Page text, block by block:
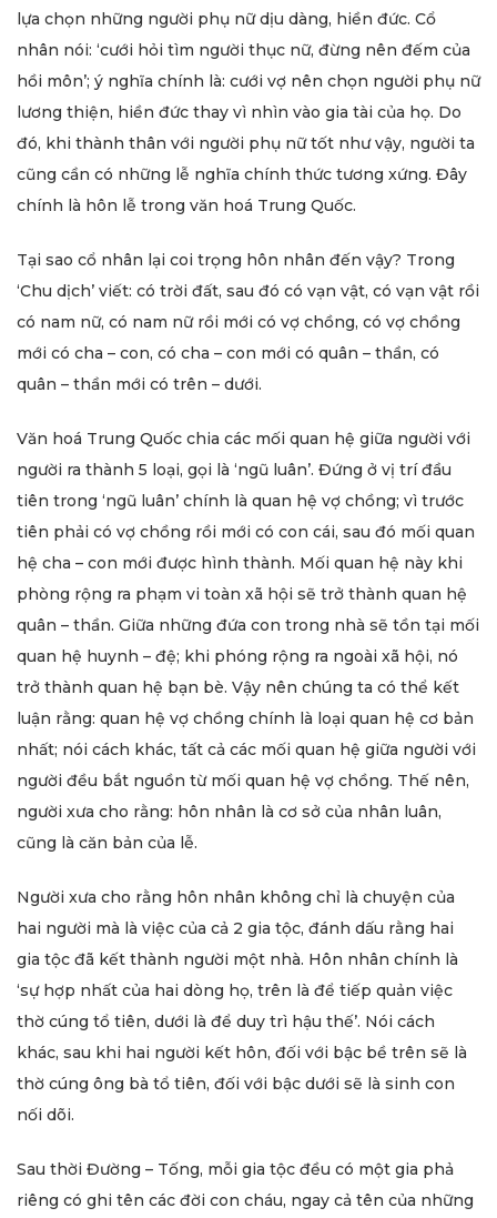
lựa chọn những người phụ nữ dịu dàng, hiền đức. Cổ
nhân nói: ‘cưới hỏi tìm người thục nữ, đừng nên đếm của
hồi môn’; ý nghĩa chính là: cưới vợ nên chọn người phụ nữ
lương thiện, hiền đức thay vì nhìn vào gia tài của họ. Do
đó, khi thành thân với người phụ nữ tốt như vậy, người ta
cũng cần có những lễ nghĩa chính thức tương xứng. Đây
chính là hôn lễ trong văn hoá Trung Quốc.
Tại sao cổ nhân lại coi trọng hôn nhân đến vậy? Trong
‘Chu dịch’ viết: có trời đất, sau đó có vạn vật, có vạn vật rồi
có nam nữ, có nam nữ rồi mới có vợ chồng, có vợ chồng
mới có cha – con, có cha – con mới có quân – thần, có
quân – thần mới có trên – dưới.
Văn hoá Trung Quốc chia các mối quan hệ giữa người với
người ra thành 5 loại, gọi là ‘ngũ luân’. Đứng ở vị trí đầu
tiên trong ‘ngũ luân’ chính là quan hệ vợ chồng; vì trước
tiên phải có vợ chồng rồi mới có con cái, sau đó mối quan
hệ cha – con mới được hình thành. Mối quan hệ này khi
phòng rộng ra phạm vi toàn xã hội sẽ trở thành quan hệ
quân – thần. Giữa những đứa con trong nhà sẽ tồn tại mối
quan hệ huynh – đệ; khi phóng rộng ra ngoài xã hội, nó
trở thành quan hệ bạn bè. Vậy nên chúng ta có thể kết
luận rằng: quan hệ vợ chồng chính là loại quan hệ cơ bản
nhất; nói cách khác, tất cả các mối quan hệ giữa người với
người đều bắt nguồn từ mối quan hệ vợ chồng. Thế nên,
người xưa cho rằng: hôn nhân là cơ sở của nhân luân,
cũng là căn bản của lễ.
Người xưa cho rằng hôn nhân không chỉ là chuyện của
hai người mà là việc của cả 2 gia tộc, đánh dấu rằng hai
gia tộc đã kết thành người một nhà. Hôn nhân chính là
‘sự hợp nhất của hai dòng họ, trên là để tiếp quản việc
thờ cúng tổ tiên, dưới là để duy trì hậu thế’. Nói cách
khác, sau khi hai người kết hôn, đối với bậc bề trên sẽ là
thờ cúng ông bà tổ tiên, đối với bậc dưới sẽ là sinh con
nối dõi.
Sau thời Đường – Tống, mỗi gia tộc đều có một gia phả
riêng có ghi tên các đời con cháu, ngay cả tên của những